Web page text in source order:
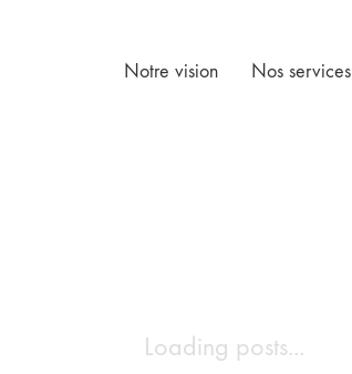
Notre vision Nos services
Loading posts...